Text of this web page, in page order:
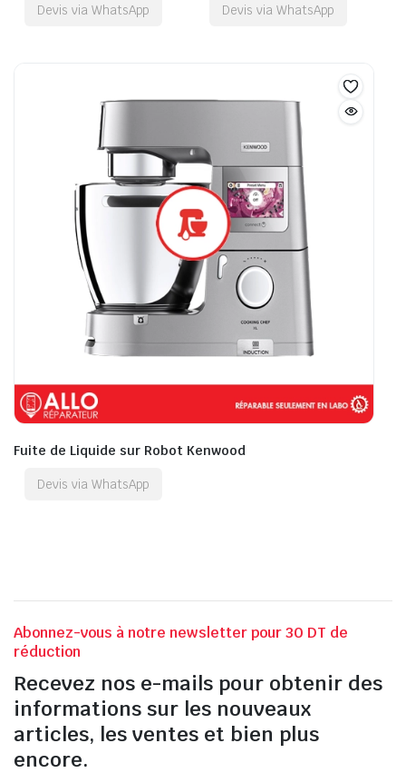
Devis via WhatsApp Devis via WhatsApp
Fuite de Liquide sur Robot Kenwood
Devis via WhatsApp
Abonnez-vous à notre newsletter pour 30 DT de
réduction
Recevez nos e-mails pour obtenir des
informations sur les nouveaux
articles, les ventes et bien plus
encore.